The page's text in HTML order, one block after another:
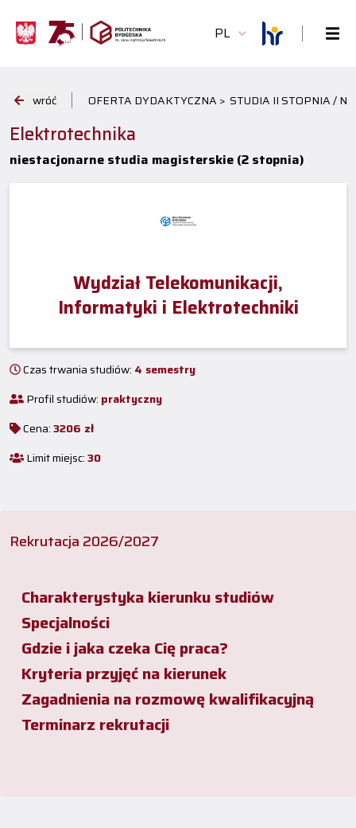
PL
wróć OFERTA DYDAKTYCZNA > STUDIA II STOPNIA /
Elektrotechnika
niestacjonarne studia magisterskie (2 stopnia)
Wydział Telekomunikacji,
Informatyki i Elektrotechniki
Czas trwania studiów: 4 semestry
Profil studiów: praktyczny
Cena:3206 zł
Limit miejsc:30
Rekrutacja 2026/2027
Charakterystyka kierunku studiów
Specjalności
Gdzie i jaka czeka Cię praca?
Kryteria przyjęć na kierunek
Zagadnienia na rozmowę kwalifikacyjną
Terminarz rekrutacji